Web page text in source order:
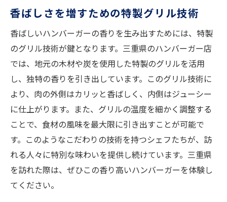
香ばしさを増すための特製グリル技術
香ばしいハンバーガーの香りを生み出すためには、特製
のグリル技術が鍵となります。三重県のハンバーガー店
では、地元の木材や炭を使用した特製のグリルを活用
し、独特の香りを引き出しています。このグリル技術に
より、肉の外側はカリッと香ばしく、内側はジューシー
に仕上がります。また、グリルの温度を細かく調整する
ことで、食材の風味を最大限に引き出すことが可能で
す。このようなこだわりの技術を持つシェフたちが、訪
れる人々に特別な味わいを提供し続けています。三重県
を訪れた際は、ぜひこの香り高いハンバーガーを体験し
てください。